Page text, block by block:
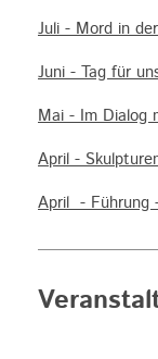
Juli - Mord in
Juni - Tag für
Mai - Im Dialog
April -
April - Führung